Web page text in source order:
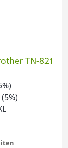
TN-821